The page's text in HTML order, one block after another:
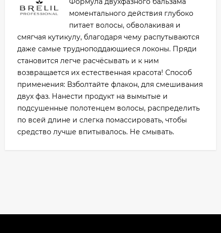
моментального действия глубоко
питает волосы, обволакивая и
смягчая кутикулу, благодаря чему распутываются
даже самые трудноподдающиеся локоны. Пряди
становится легче расчёсывать и к ним
возвращается их естественная красота! Способ
применения: Взболтайте флакон, для смешивания
двух фаз. Нанести продукт на вымытые и
подсушенные полотенцем волосы, распределить
по всей длине и слегка помассировать, чтобы
средство лучше впитывалось. Не смывать.